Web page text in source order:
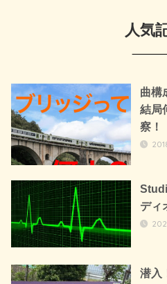
人気
曲構
結局
察！
ディ
潜入